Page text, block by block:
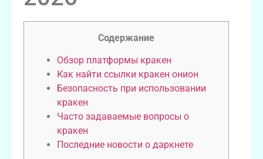
Содержание
Обзор платформы кракен
Как найти ссылки кракен онион
Безопасность при использовании
кракен
Часто задаваемые вопросы о
кракен
Последние новости о даркнете